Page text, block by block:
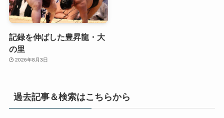
記録を伸ばした豊昇龍・大
の里
2026年8月3日
過去記事＆検索はこちらから